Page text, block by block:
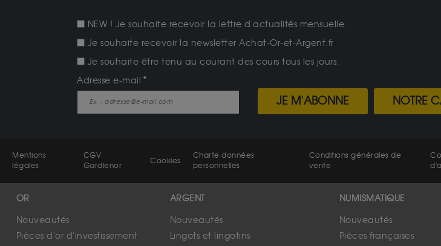
NEW ! Je souhaite recevoir la lettre d'actualités mensuelle.
Je souhaite recevoir la newsletter Achat-Or-et-Argent.fr
Je souhaite être tenu au courant des cours tous les jours.
Adresse e-mail
JE M'ABONNE NOTRE
Mentions
légales
CGV
Gardienor
Cookies
Charte données
personnelles
Conditions générales de
vente
OR
Nouveautés
Pièces d'or d'investissement
ARGENT
Nouveautés
Lingots et lingotins
NUMISMATIQUE
Nouveautés
Pièces françaises